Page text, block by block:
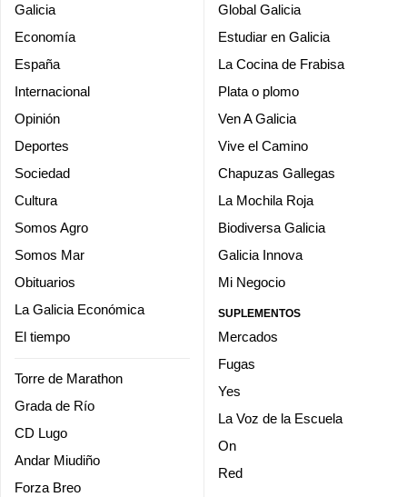
Galicia
Economía
España
Internacional
Opinión
Deportes
Sociedad
Cultura
Somos Agro
Somos Mar
Obituarios
La Galicia Económica
El tiempo
Torre de Marathon
Grada de Río
CD Lugo
Andar Miudiño
Forza Breo
Global Galicia
Estudiar en Galicia
La Cocina de Frabisa
Plata o plomo
Ven A Galicia
Vive el Camino
Chapuzas Gallegas
La Mochila Roja
Biodiversa Galicia
Galicia Innova
Mi Negocio
SUPLEMENTOS
Mercados
Fugas
Yes
La Voz de la Escuela
On
Red